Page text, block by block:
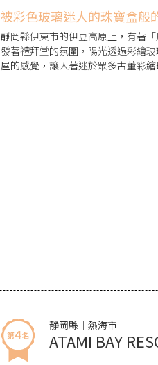
被彩色玻璃迷人的珠寶盒般
靜岡縣伊東市的伊豆高原上，有著
發著禮拜堂的氛圍，陽光透過彩繪
屋的感覺，讓人著迷於眾多古董彩繪
静岡縣｜熱海市
ATAMI BAY